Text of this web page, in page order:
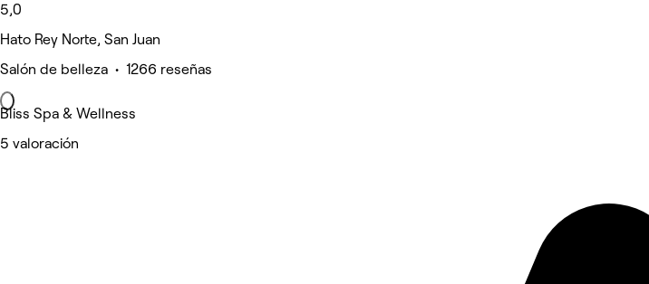
5,0
Hato Rey Norte, San Juan
Salón de belleza • 1266 reseñas
Bliss Spa & Wellness
5 valoración